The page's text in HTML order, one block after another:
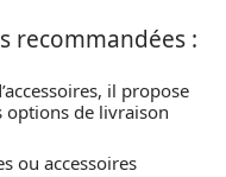
recommandées :
il propose
options de livraison
ou accessoires